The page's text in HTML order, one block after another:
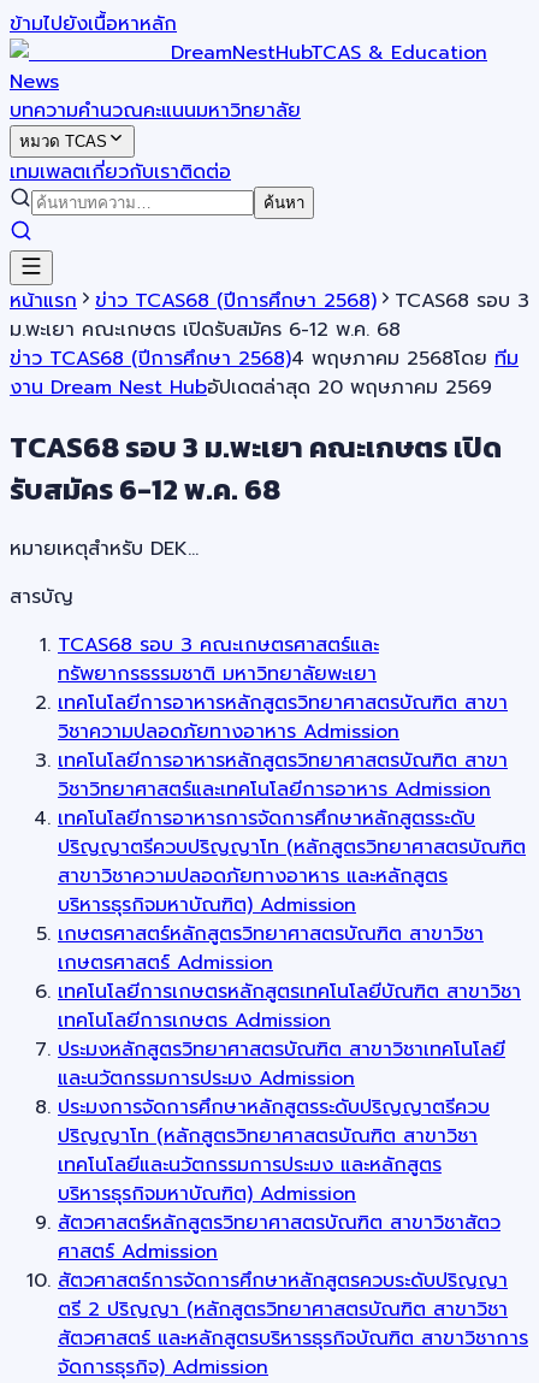
ข้ามไปยังเนื้อหาหลัก
DreamNestHubTCAS & Education
News
บทความคำนวณคะแนนมหาวิทยาลัย
หมวด TCAS
เทมเพลตเกี่ยวกับเราติดต่อ
ค้นหา
หน้าแรก ข่าว TCAS68 (ปีการศึกษา 2568)
TCAS68 รอบ 3
ม.พะเยา คณะเกษตร เปิดรับสมัคร 6-12 พ.ค. 68
ข่าว TCAS68 (ปีการศึกษา 2568)4 พฤษภาคม 2568โดย ทีม
งาน Dream Nest Hubอัปเดตล่าสุด 20 พฤษภาคม 2569
TCAS68 รอบ 3 ม.พะเยา คณะเกษตร เปิด
รับสมัคร 6-12 พ.ค. 68
หมายเหตุสำหรับ DEK…
สารบัญ
TCAS68 รอบ 3 คณะเกษตรศาสตร์และ
ทรัพยากรธรรมชาติ มหาวิทยาลัยพะเยา
เทคโนโลยีการอาหารหลักสูตรวิทยาศาสตรบัณฑิต สาขา
วิชาความปลอดภัยทางอาหาร Admission
เทคโนโลยีการอาหารหลักสูตรวิทยาศาสตรบัณฑิต สาขา
วิชาวิทยาศาสตร์และเทคโนโลยีการอาหาร Admission
เทคโนโลยีการอาหารการจัดการศึกษาหลักสูตรระดับ
ปริญญาตรีควบปริญญาโท (หลักสูตรวิทยาศาสตรบัณฑิต
สาขาวิชาความปลอดภัยทางอาหาร และหลักสูตร
บริหารธุรกิจมหาบัณฑิต) Admission
เกษตรศาสตร์หลักสูตรวิทยาศาสตรบัณฑิต สาขาวิชา
เกษตรศาสตร์ Admission
เทคโนโลยีการเกษตรหลักสูตรเทคโนโลยีบัณฑิต สาขาวิชา
เทคโนโลยีการเกษตร Admission
ประมงหลักสูตรวิทยาศาสตรบัณฑิต สาขาวิชาเทคโนโลยี
และนวัตกรรมการประมง Admission
ประมงการจัดการศึกษาหลักสูตรระดับปริญญาตรีควบ
ปริญญาโท (หลักสูตรวิทยาศาสตรบัณฑิต สาขาวิชา
เทคโนโลยีและนวัตกรรมการประมง และหลักสูตร
บริหารธุรกิจมหาบัณฑิต) Admission
สัตวศาสตร์หลักสูตรวิทยาศาสตรบัณฑิต สาขาวิชาสัตว
ศาสตร์ Admission
สัตวศาสตร์การจัดการศึกษาหลักสูตรควบระดับปริญญา
ตรี 2 ปริญญา (หลักสูตรวิทยาศาสตรบัณฑิต สาขาวิชา
สัตวศาสตร์ และหลักสูตรบริหารธุรกิจบัณฑิต สาขาวิชาการ
จัดการธุรกิจ) Admission